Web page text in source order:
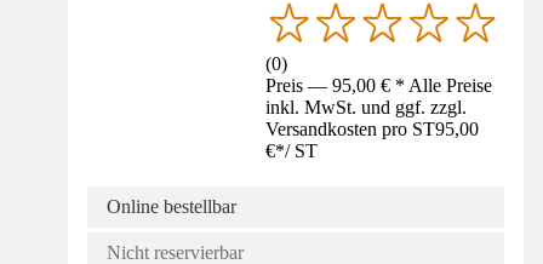
(0)
Preis — 95,00 € * Alle Preise
inkl. MwSt. und ggf. zzgl.
Versandkosten pro ST95,00
€*/ ST
Online bestellbar
Nicht reservierbar